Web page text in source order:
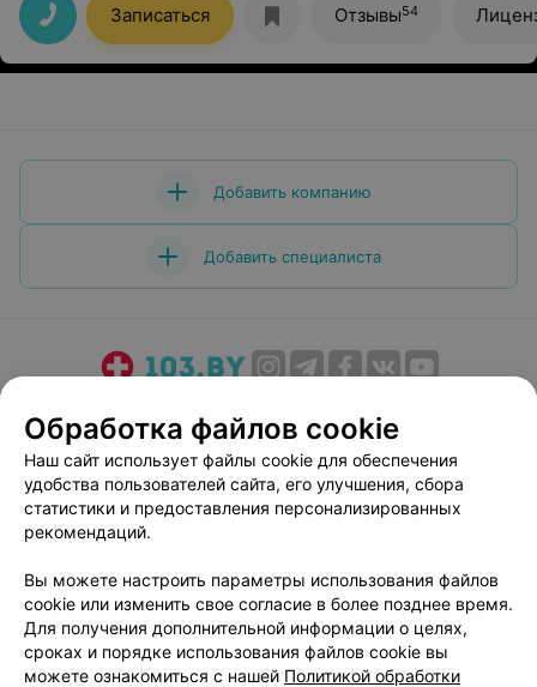
Записаться Отзывы54
Добавить компанию
Добавить специалиста
Медицинский маркетинг
Публичный договор
Пользовательское соглашение
Способы оплаты
Вакансии
Партнеры
Написать руководителю 103.by
Персональные настройки cookie
Обработка персональных данных
Обработка файлов cookie
Наш сайт использует файлы cookie для обеспечения
удобства пользователей сайта, его улучшения, сбора
статистики и предоставления персонализированных
рекомендаций.
Вы можете настроить параметры использования файлов
cookie или изменить свое согласие в более позднее время.
Для получения дополнительной информации о целях,
сроках и порядке использования файлов cookie вы
можете ознакомиться с нашей Политикой обработки